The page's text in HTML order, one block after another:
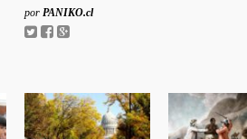
por PANIKO.cl